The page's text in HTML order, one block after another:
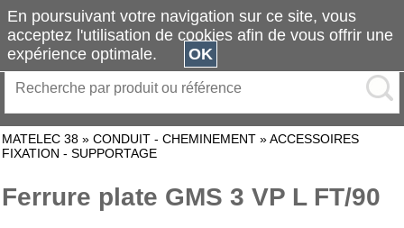
MATELEC 38 » CONDUIT - CHEMINEMENT »ACCESSOIRES
FIXATION - SUPPORTAGE
Ferrure plate GMS 3 VP L FT/90
En poursuivant votre navigation sur ce site, vous
acceptez l'utilisation de cookies afin de vous offrir une
expérience optimale.
OK